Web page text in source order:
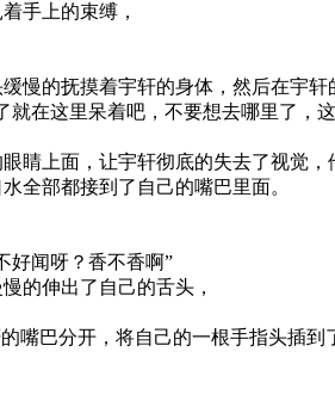
手上的束缚，
慢的抚摸着宇轩的身体，然后在宇轩
在这里呆着吧，不要想去哪里了，
睛上面，让宇轩彻底的失去了视觉，
全部都接到了自己的嘴巴里面。
好闻呀？香不香啊”
的伸出了自己的舌头，
嘴巴分开，将自己的一根手指头插到